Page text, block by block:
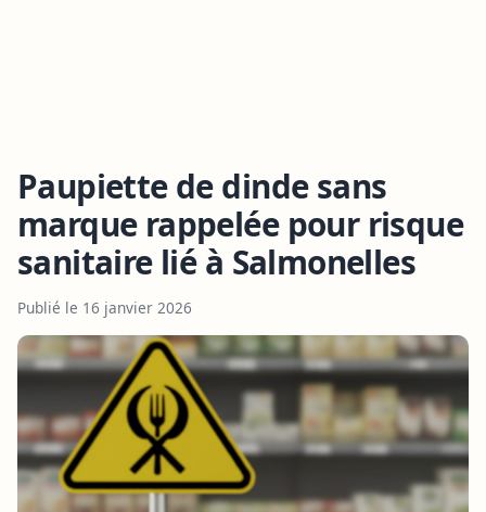
Paupiette de dinde sans
marque rappelée pour risque
sanitaire lié à Salmonelles
Publié le 16 janvier 2026